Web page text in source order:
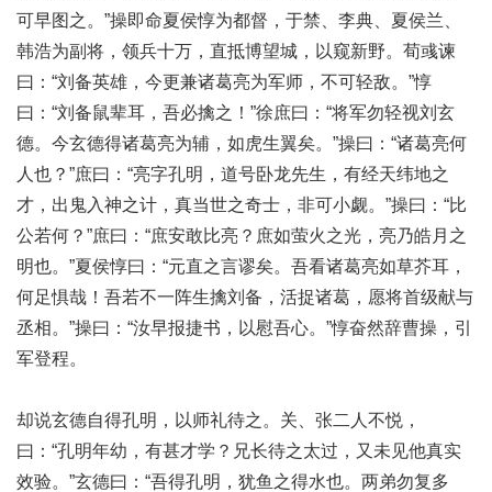
可早图之。”操即命夏侯惇为都督，于禁、李典、夏侯兰、
韩浩为副将，领兵十万，直抵博望城，以窥新野。荀彧谏
曰：“刘备英雄，今更兼诸葛亮为军师，不可轻敌。”惇
曰：“刘备鼠辈耳，吾必擒之！”徐庶曰：“将军勿轻视刘玄
德。今玄德得诸葛亮为辅，如虎生翼矣。”操曰：“诸葛亮何
人也？”庶曰：“亮字孔明，道号卧龙先生，有经天纬地之
才，出鬼入神之计，真当世之奇士，非可小觑。”操曰：“比
公若何？”庶曰：“庶安敢比亮？庶如萤火之光，亮乃皓月之
明也。”夏侯惇曰：“元直之言谬矣。吾看诸葛亮如草芥耳，
何足惧哉！吾若不一阵生擒刘备，活捉诸葛，愿将首级献与
丞相。”操曰：“汝早报捷书，以慰吾心。”惇奋然辞曹操，引
军登程。
却说玄德自得孔明，以师礼待之。关、张二人不悦，
曰：“孔明年幼，有甚才学？兄长待之太过，又未见他真实
效验。”玄德曰：“吾得孔明，犹鱼之得水也。两弟勿复多